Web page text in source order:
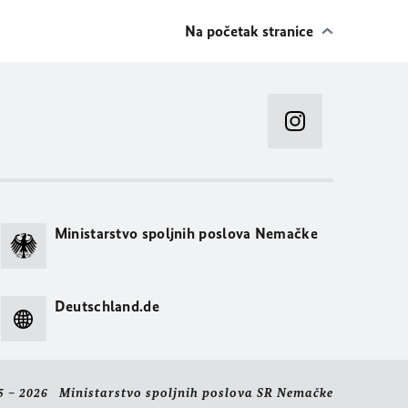
Na početak stranice
Ministarstvo spoljnih poslova Nemačke
Deutschland.de
– 2026 Ministarstvo spoljnih poslova SR Nemačke